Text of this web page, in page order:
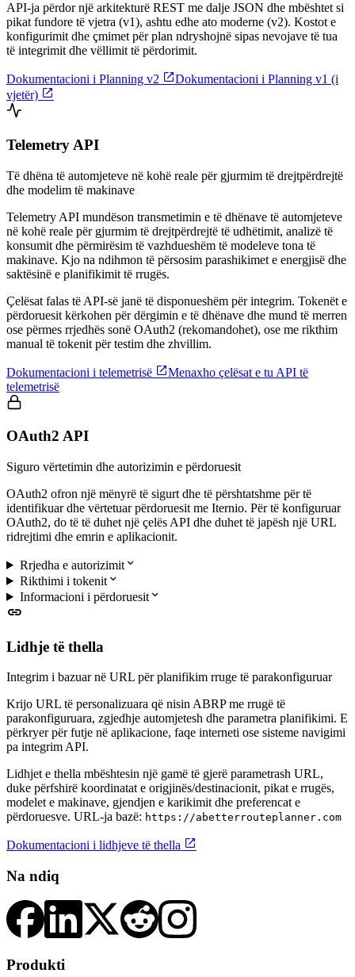
API-ja përdor një arkitekturë REST me dalje JSON dhe mbështet si
pikat fundore të vjetra (v1), ashtu edhe ato moderne (v2). Kostot e
konfigurimit dhe çmimet për plan ndryshojnë sipas nevojave të tua
të integrimit dhe vëllimit të përdorimit.
Dokumentacioni i Planning v2 Dokumentacioni i Planning v1 (i
vjetër) 
Telemetry API
Të dhëna të automjeteve në kohë reale për gjurmim të drejtpërdrejtë
dhe modelim të makinave
Telemetry API mundëson transmetimin e të dhënave të automjeteve
në kohë reale për gjurmim të drejtpërdrejtë të udhëtimit, analizë të
konsumit dhe përmirësim të vazhdueshëm të modeleve tona të
makinave. Kjo na ndihmon të përsosim parashikimet e energjisë dhe
saktësinë e planifikimit të rrugës.
Çelësat falas të API-së janë të disponueshëm për integrim. Tokenët e
përdoruesit kërkohen për dërgimin e të dhënave dhe mund të merren
ose përmes rrjedhës sonë OAuth2 (rekomandohet), ose me rikthim
manual të tokenit për testim dhe zhvillim.
Dokumentacioni i telemetrisë Menaxho çelësat e tu API të
telemetrisë
OAuth2 API
Siguro vërtetimin dhe autorizimin e përdoruesit
OAuth2 ofron një mënyrë të sigurt dhe të përshtatshme për të
identifikuar dhe vërtetuar përdoruesit me Iternio. Për të konfiguruar
OAuth2, do të të duhet një çelës API dhe duhet të japësh një URL
ridrejtimi dhe emrin e aplikacionit.
Rrjedha e autorizimit
Rikthimi i tokenit
Informacioni i përdoruesit

Lidhje të thella
Integrim i bazuar në URL për planifikim rruge të parakonfiguruar
Krijo URL të personalizuara që nisin ABRP me rrugë të
parakonfiguruara, zgjedhje automjetesh dhe parametra planifikimi. E
përkryer për futje në aplikacione, faqe interneti ose sisteme navigimi
pa integrim API.
Lidhjet e thella mbështesin një gamë të gjerë parametrash URL,
duke përfshirë koordinatat e origjinës/destinacionit, pikat e rrugës,
modelet e makinave, gjendjen e karikimit dhe preferencat e
përdoruesve. URL-ja bazë: https://abetterrouteplanner.com
Dokumentacioni i lidhjeve të thella 
Na ndiq
Produkti